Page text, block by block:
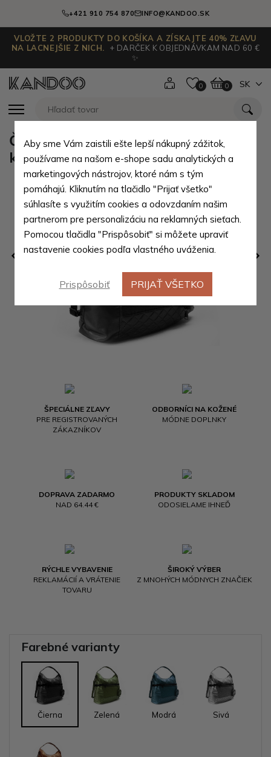
+421 910 754 870 INFO@KANDOO.SK
VLOŽTE 2 PRODUKTY DO KOŠÍKA A ZÍSKAJTE 40% ZĽAVU
NA LACNEJŠIE Z NICH.
+ DARČEK K OBJEDNÁVKAM NAD 60 €
✨
0 0 SK
ŠPECIÁLNE ZĽAVY
PRE REGISTROVANÝCH
ZÁKAZNÍKOV
ODBORNÍCI NA KOŽENÉ
MÓDNE DOPLNKY
DOPRAVA ZADARMO
NAD 64.44 €
PRODUKTY SKLADOM
ODOSIELAME IHNEĎ
RÝCHLE VYBAVENIE
REKLAMÁCIÍ A VRÁTENIE
TOVARU
ŠIROKÝ VÝBER
Z MNOHÝCH MÓDNYCH ZNAČIEK
Čierna veľká dámska zipsová
kabelka Isolde
Farebné varianty
Čierna Zelená Modrá Sivá
Aby sme Vám zaistili ešte lepší nákupný zážitok,
používame na našom e-shope sadu analytických a
marketingových nástrojov, ktoré nám s tým
pomáhajú. Kliknutím na tlačidlo "Prijať všetko"
súhlasíte s využitím cookies a odovzdaním našim
partnerom pre personalizáciu na reklamných sieťach.
Pomocou tlačidla "Prispôsobiť" si môžete upraviť
nastavenie cookies podľa vlastného uváženia.
Prispôsobiť PRIJAŤ VŠETKO